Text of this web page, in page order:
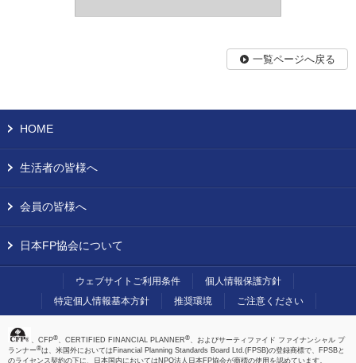
一覧ページへ戻る
HOME
生活者の皆様へ
会員の皆様へ
日本FP協会について
ウェブサイトご利用条件
個人情報保護方針
特定個人情報基本方針
推奨環境 ご注意ください
、CFP®、CERTIFIED FINANCIAL PLANNER®、およびサーティファイド ファイナンシャル プ
ランナー®は、米国外においてはFinancial Planning Standards Board Ltd.(FPSB)の登録商標で、FPSBと
のライセンス契約の下に、日本国内においてはNPO法人日本FP協会が商標の使用を認めています。